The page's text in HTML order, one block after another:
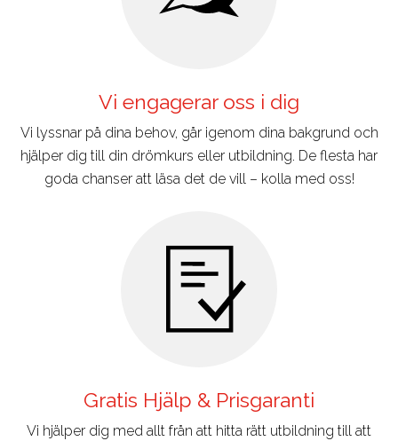
Vi engagerar oss i dig
Vi lyssnar på dina behov, går igenom dina bakgrund och
hjälper dig till din drömkurs eller utbildning. De flesta har
goda chanser att läsa det de vill – kolla med oss!
Gratis Hjälp & Prisgaranti
Vi hjälper dig med allt från att hitta rätt utbildning till att